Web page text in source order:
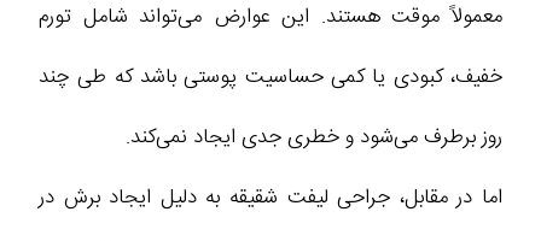
معمولاً موقت هستند. این عوارض می‌تواند شامل تورم
خفیف، کبودی یا کمی حساسیت پوستی باشد که طی چند
روز برطرف می‌شود و خطری جدی ایجاد نمی‌کند.
اما در مقابل، جراحی لیفت شقیقه به دلیل ایجاد برش در